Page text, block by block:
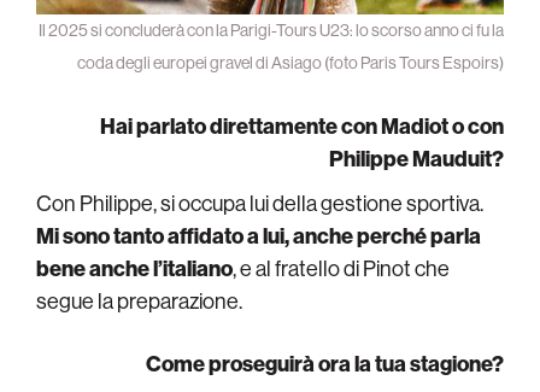
Il 2025 si concluderà con la Parigi-Tours U23: lo scorso anno ci fu la
coda degli europei gravel di Asiago (foto Paris Tours Espoirs)
Hai parlato direttamente con Madiot o con
Philippe Mauduit?
Con Philippe, si occupa lui della gestione sportiva.
Mi sono tanto affidato a lui, anche perché parla
bene anche l’italiano, e al fratello di Pinot che
segue la preparazione.
Come proseguirà ora la tua stagione?